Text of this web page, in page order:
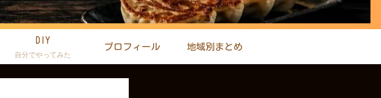
DIY
自分でやってみた
プロフィール 地域別まとめ